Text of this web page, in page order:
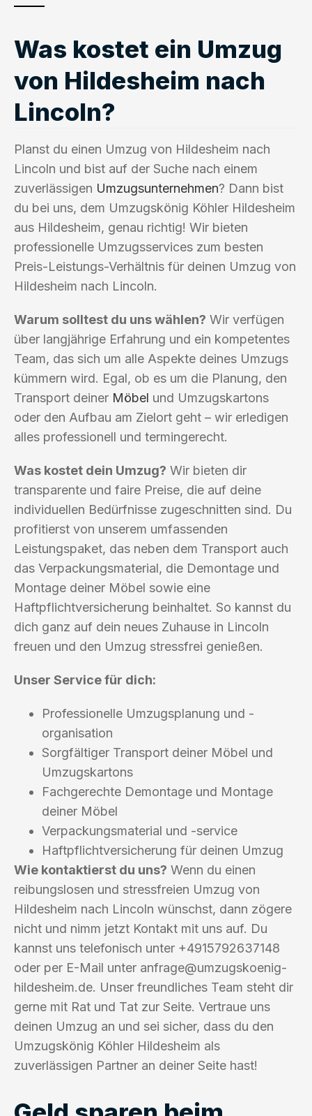
Was kostet ein Umzug
von Hildesheim nach
Lincoln?
Planst du einen Umzug von Hildesheim nach
Lincoln und bist auf der Suche nach einem
zuverlässigen Umzugsunternehmen? Dann bist
du bei uns, dem Umzugskönig Köhler Hildesheim
aus Hildesheim, genau richtig! Wir bieten
professionelle Umzugsservices zum besten
Preis-Leistungs-Verhältnis für deinen Umzug von
Hildesheim nach Lincoln.
Warum solltest du uns wählen? Wir verfügen
über langjährige Erfahrung und ein kompetentes
Team, das sich um alle Aspekte deines Umzugs
kümmern wird. Egal, ob es um die Planung, den
Transport deiner Möbel und Umzugskartons
oder den Aufbau am Zielort geht – wir erledigen
alles professionell und termingerecht.
Was kostet dein Umzug? Wir bieten dir
transparente und faire Preise, die auf deine
individuellen Bedürfnisse zugeschnitten sind. Du
profitierst von unserem umfassenden
Leistungspaket, das neben dem Transport auch
das Verpackungsmaterial, die Demontage und
Montage deiner Möbel sowie eine
Haftpflichtversicherung beinhaltet. So kannst du
dich ganz auf dein neues Zuhause in Lincoln
freuen und den Umzug stressfrei genießen.
Unser Service für dich:
Professionelle Umzugsplanung und -
organisation
Sorgfältiger Transport deiner Möbel und
Umzugskartons
Fachgerechte Demontage und Montage
deiner Möbel
Verpackungsmaterial und -service
Haftpflichtversicherung für deinen Umzug
Wie kontaktierst du uns? Wenn du einen
reibungslosen und stressfreien Umzug von
Hildesheim nach Lincoln wünschst, dann zögere
nicht und nimm jetzt Kontakt mit uns auf. Du
kannst uns telefonisch unter +4915792637148
oder per E-Mail unter anfrage@umzugskoenig-
hildesheim.de. Unser freundliches Team steht dir
gerne mit Rat und Tat zur Seite. Vertraue uns
deinen Umzug an und sei sicher, dass du den
Umzugskönig Köhler Hildesheim als
zuverlässigen Partner an deiner Seite hast!